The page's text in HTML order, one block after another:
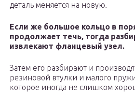
деталь меняется на новую.
Если же большое кольцо в
продолжает течь, тогда
извлекают фланцевый узел.
Затем его разбирают и
резиновой втулки и малого
которое иногда не слишком